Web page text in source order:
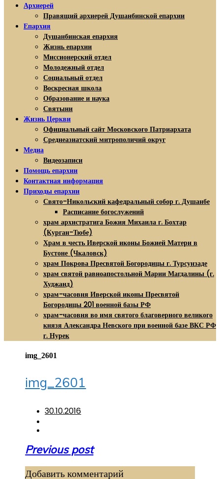
Архиерей
Правящий архиерей Душанбинской епархии
Епархия
Душанбинская епархия
Жизнь епархии
Миссионерский отдел
Молодежный отдел
Социальный отдел
Воскресная школа
Образование и наука
Святыни
Жизнь Церкви
Официальный сайт Московского Патриархата
Среднеазиатский митрополичий округ
Медиа
Видеозаписи
Помощь епархии
Контактная информация
Приходы епархии
Свято-Никольский кафедральный собор г. Душанбе
Расписание богослужений
храм архистратига Божия Михаила г. Бохтар
(Курган-Тюбе)
Храм в честь Иверской иконы Божией Матери в
Бустоне (Чкаловск)
храм Покрова Пресвятой Богородицы г. Турсунзаде
храм святой равноапостольной Марии Магдалины (г.
Худжанд)
храм-часовня Иверской иконы Пресвятой
Богородицы 201 военной базы РФ
храм-часовня во имя святого благоверного великого
князя Александра Невского при военной базе ВКС РФ
г. Нурек
img_2601
img_2601
30.10.2016
Навигация
записям
Previous post
Добавить комментарий